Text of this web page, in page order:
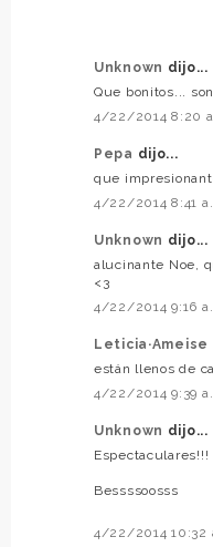
Unknown dijo...
Que bonitos...
4/22/2014 8:20
Pepa dijo...
que
4/22/2014 8:41
Unknown dijo...
alucinante Noe,
<3
4/22/2014 9:16
Leticia·Ameise
están llenos de
4/22/2014 9:39
Unknown dijo...
Espectaculares!!!
Bessssoosss
4/22/2014 10:32